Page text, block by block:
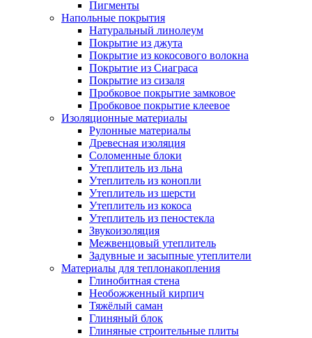
Пигменты
Напольные покрытия
Натуральный линолеум
Покрытие из джута
Покрытие из кокосового волокна
Покрытие из Сиаграса
Покрытие из сизаля
Пробковое покрытие замковое
Пробковое покрытие клеевое
Изоляционные материалы
Рулонные материалы
Древесная изоляция
Соломенные блоки
Утеплитель из льна
Утеплитель из конопли
Утеплитель из шерсти
Утеплитель из кокоса
Утеплитель из пеностекла
Звукоизоляция
Межвенцовый утеплитель
Задувные и засыпные утеплители
Материалы для теплонакопления
Глинобитная стена
Необожженный кирпич
Тяжёлый саман
Глиняный блок
Глиняные строительные плиты